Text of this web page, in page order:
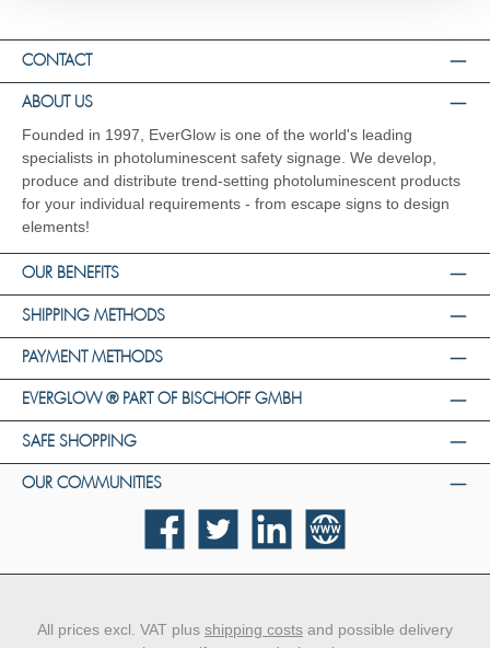
CONTACT
ABOUT US
Founded in 1997, EverGlow is one of the world's leading
specialists in photoluminescent safety signage. We develop,
produce and distribute trend-setting photoluminescent products
for your individual requirements - from escape signs to design
elements!
OUR BENEFITS
SHIPPING METHODS
PAYMENT METHODS
EVERGLOW ® PART OF BISCHOFF GMBH
SAFE SHOPPING
OUR COMMUNITIES
FacebookTwitter LinkedIn Website
All prices excl. VAT plus shipping costs and possible delivery